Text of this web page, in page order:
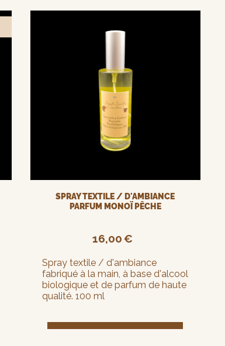
SPRAY TEXTILE / D'AMBIANCE
PARFUM MONOÏ PÊCHE
16,00€
Spray textile / d'ambiance
fabriqué à la main, à base d'alcool
biologique et de parfum de haute
qualité. 100 ml